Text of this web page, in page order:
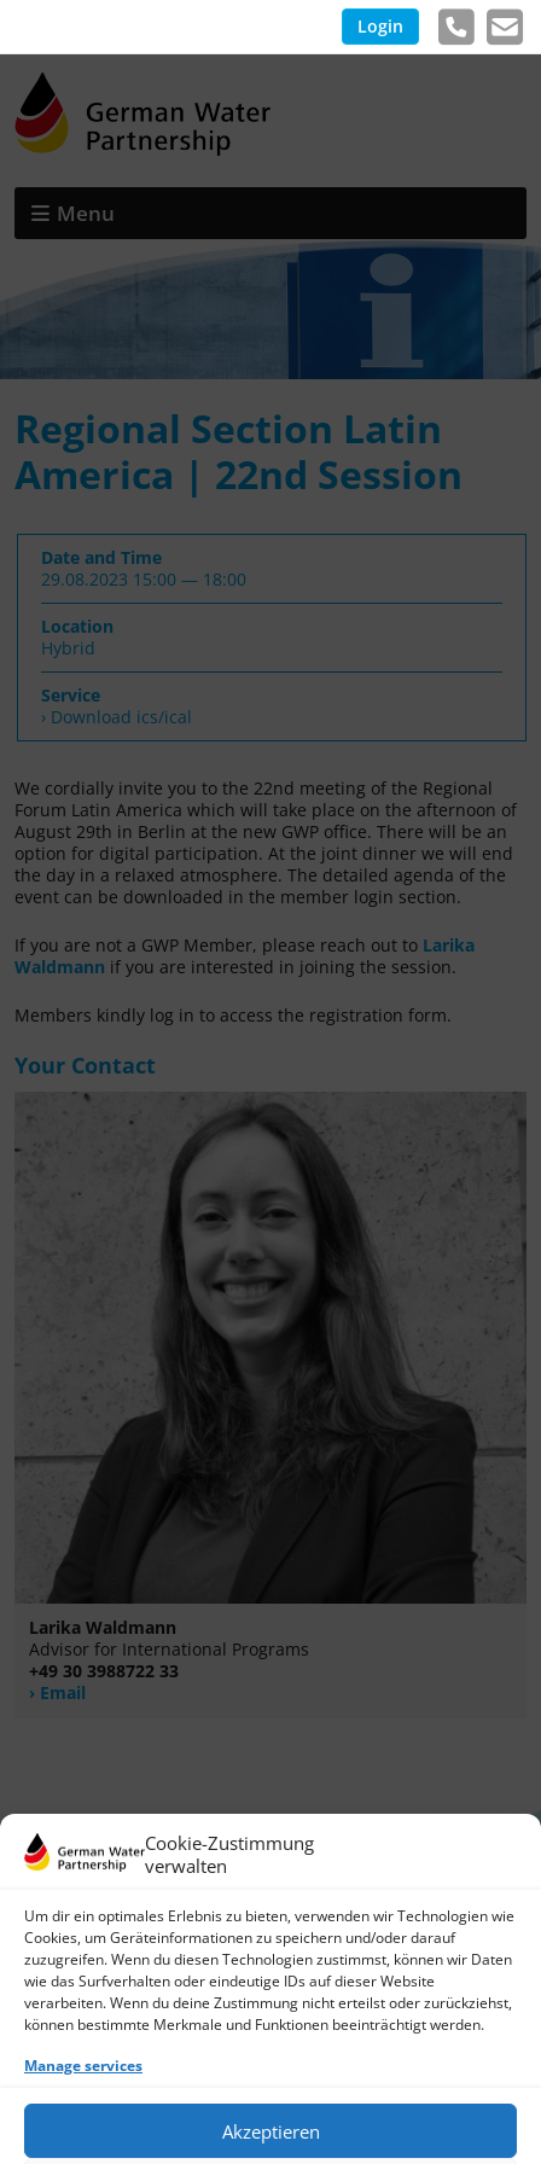
Cookie-Zustimmung
verwalten
Um dir ein optimales Erlebnis zu bieten, verwenden wir Technologien wie
Cookies, um Geräteinformationen zu speichern und/oder darauf
zuzugreifen. Wenn du diesen Technologien zustimmst, können wir Daten
wie das Surfverhalten oder eindeutige IDs auf dieser Website
verarbeiten. Wenn du deine Zustimmung nicht erteilst oder zurückziehst,
können bestimmte Merkmale und Funktionen beeinträchtigt werden.
Manage services
Akzeptieren
Login
Menu
Regional Section Latin
America | 22nd Session
Date and Time
29.08.2023 15:00 — 18:00
Location
Hybrid
Service
› Download ics/ical
We cordially invite you to the 22nd meeting of the Regional
Forum Latin America which will take place on the afternoon of
August 29th in Berlin at the new GWP office. There will be an
option for digital participation. At the joint dinner we will end
the day in a relaxed atmosphere. The detailed agenda of the
event can be downloaded in the member login section.
If you are not a GWP Member, please reach out to Larika
Waldmann if you are interested in joining the session.
Members kindly log in to access the registration form.
Your Contact
Larika Waldmann
Advisor for International Programs
+49 30 3988722 33
Email
German Water Partnership e.V.
Invalidenstraße 91
10115 Berlin, Germany
+49 30 3988722 0
Contact
Data Protection